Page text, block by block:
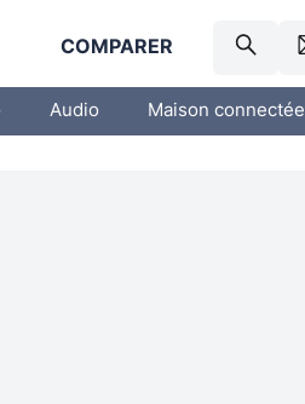
COMPARER
Audio Maison connectée